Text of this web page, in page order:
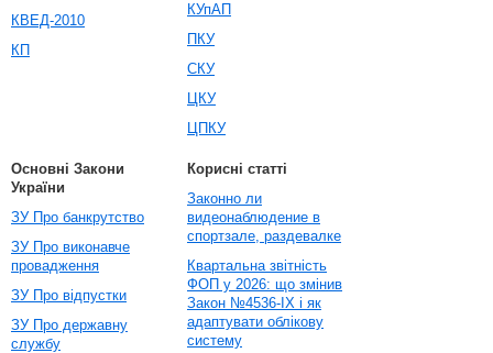
КВЕД-2010
КП
КУпАП
ПКУ
СКУ
ЦКУ
ЦПКУ
Основні Закони
України
ЗУ Про банкрутство
ЗУ Про виконавче
провадження
ЗУ Про відпустки
ЗУ Про державну
службу
Корисні статті
Законно ли
видеонаблюдение в
спортзале, раздевалке
Квартальна звітність
ФОП у 2026: що змінив
Закон №4536-IX і як
адаптувати облікову
систему